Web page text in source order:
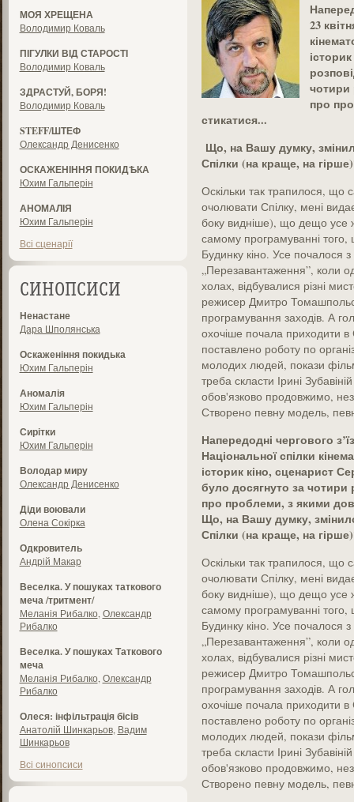
МОЯ ХРЕЩЕНА
Володимир Коваль
ПІГУЛКИ ВІД СТАРОСТІ
Володимир Коваль
ЗДРАСТУЙ, БОРЯ!
Володимир Коваль
STEFF/ШТЕФ
Олександр Денисенко
ОСКАЖЕНІННЯ ПОКИДѢКА
Юхим Гальперін
АНОМАЛІЯ
Юхим Гальперін
Всі сценарії
СИНОПСИСИ
Ненастане
Дара Шполянська
Оскаженіння покидька
Юхим Гальперін
Аномалія
Юхим Гальперін
Сирітки
Юхим Гальперін
Володар миру
Олександр Денисенко
Діди воювали
Олена Сокірка
Одкровитель
Андрій Макар
Веселка. У пошуках таткового
меча /тритмент/
Меланія Рибалко Олександр
Рибалко
Веселка. У пошуках Таткового
меча
Меланія Рибалко Олександр
Рибалко
Олеся: інфільтрація бісів
Анатолій Шинкарьов, Вадим
Шинкарьов
Всі синопсиси
23
чотири
про
стикатися...
Що, на Вашу думку,
Спілки (на краще, на
Оскільки так трапилося, що
очолювати Спілку, мені
боку видніше), що дещо усе
самому програмуванні того,
Будинку кіно. Усе почалося
„Перезавантаження”, коли
холах, відбувалися різні
режисер Дмитро
програмування заходів. А
охочіше почала приходити в
поставлено роботу по
молодих людей, покази
треба скласти Ірині
обов'язково продовжимо,
Створено певну модель,
Напередодні чергового
Національної спілки
історик кіно, сценарист
було досягнуто за чотири
про проблеми, з якими
Що, на Вашу думку,
Спілки (на краще, на
Оскільки так трапилося, що
очолювати Спілку, мені
боку видніше), що дещо усе
самому програмуванні того,
Будинку кіно. Усе почалося
„Перезавантаження”, коли
холах, відбувалися різні
режисер Дмитро
програмування заходів. А
охочіше почала приходити в
поставлено роботу по
молодих людей, покази
треба скласти Ірині
обов'язково продовжимо,
Створено певну модель,